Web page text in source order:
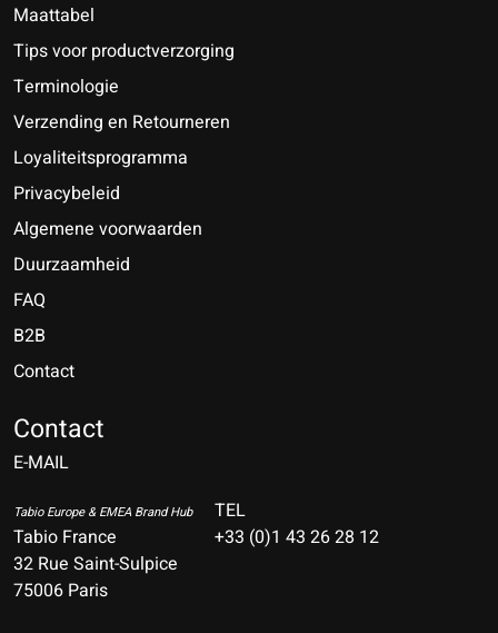
Maattabel
Tips voor productverzorging
Terminologie
Verzending en Retourneren
Loyaliteitsprogramma
Privacybeleid
Algemene voorwaarden
Duurzaamheid
FAQ
B2B
Contact
Contact
E-MAIL
Tabio Europe & EMEA Brand Hub
Tabio France
32 Rue Saint-Sulpice
75006 Paris
TEL
+33 (0)1 43 26 28 12